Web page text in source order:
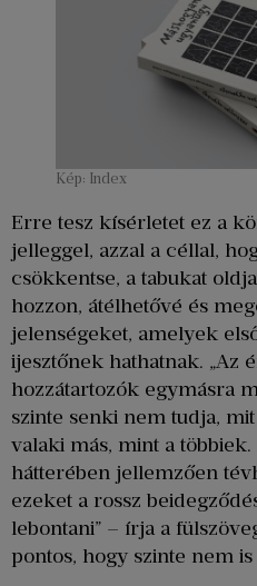
Kép: Index
Erre tesz kísérletet ez a
jelleggel, azzal a céllal,
csökkentse, a tabukat
hozzon, átélhetővé és
jelenségeket, amelyek
ijesztőnek hathatnak. „Az
hozzátartozók egymásra
szinte senki nem tudja,
valaki más, mint a
hátterében jellemzően
ezeket a rossz
lebontani” – írja a
pontos, hogy szinte nem